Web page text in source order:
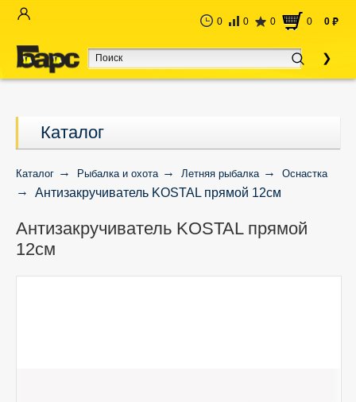
0 0 0 0 0 руб
Каталог
Каталог Рыбалка и охота Летняя рыбалка Оснастка
Антизакручиватель KOSTAL прямой 12см
Антизакручиватель KOSTAL прямой
12см